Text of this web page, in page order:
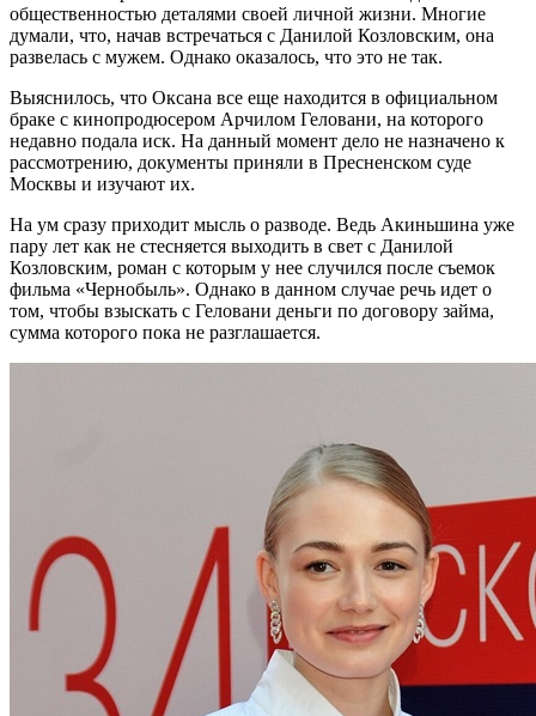
общественностью деталями своей личной жизни. Многие
думали, что, начав встречаться с Данилой Козловским, она
развелась с мужем. Однако оказалось, что это не так.
Выяснилось, что Оксана все еще находится в официальном
браке с кинопродюсером Арчилом Геловани, на которого
недавно подала иск. На данный момент дело не назначено к
рассмотрению, документы приняли в Пресненском суде
Москвы и изучают их.
На ум сразу приходит мысль о разводе. Ведь Акиньшина уже
пару лет как не стесняется выходить в свет с Данилой
Козловским, роман с которым у нее случился после съемок
фильма «Чернобыль». Однако в данном случае речь идет о
том, чтобы взыскать с Геловани деньги по договору займа,
сумма которого пока не разглашается.